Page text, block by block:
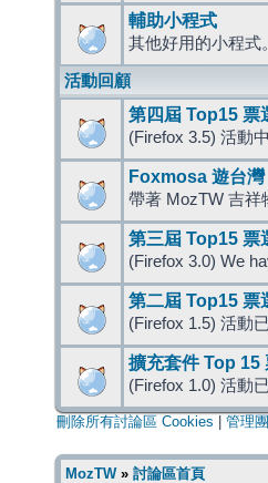
輔助小程式
其他好用的小程式。
活動回顧
第四屆 Top15 票
(Firefox 3.5) 活動
Foxmosa 遊台灣
帶著 MozTW 吉祥
第三屆 Top15 票
(Firefox 3.0) We
第二屆 Top15 票
(Firefox 1.5) 活動
擴充套件 Top 15
(Firefox 1.0) 活動
刪除所有討論區 Cookies 管理
MozTW» 討論區首頁